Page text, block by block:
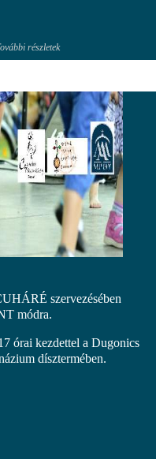
részletek
szervezésében
módra.
órai kezdettel a Dugonics
dísztermében.